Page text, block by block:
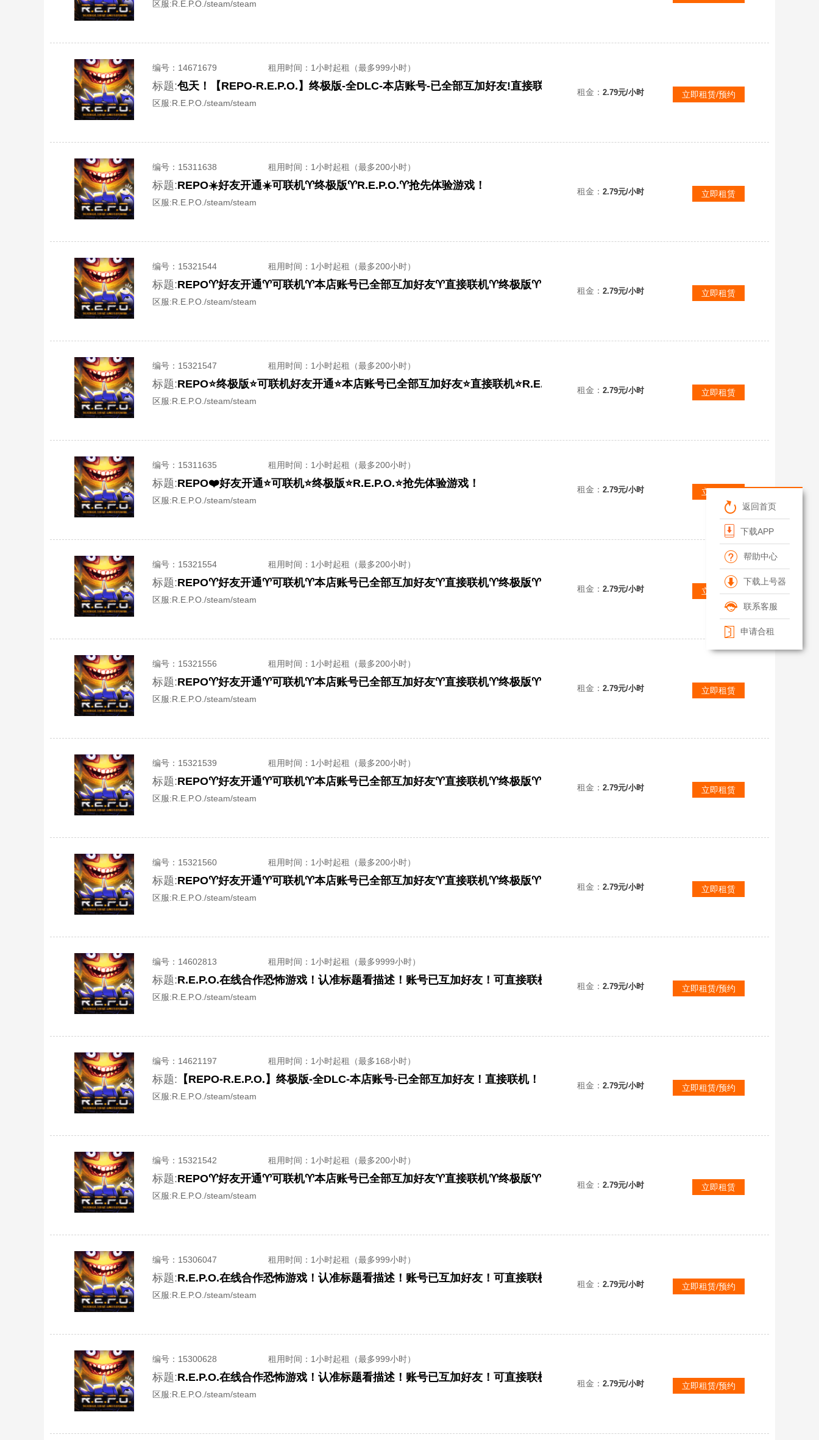
返回首页
下载APP
帮助中心
下载上号器
联系客服
申请合租
区服:R.E.P.O./steam/steam
编号： 14671679 租用时间 ：1小时起租（最多999小时）
标题:包天！【REPO-R.E.P.O.】终极版-全DLC-本店账号-已全部互加好友!直接联机!
区服:R.E.P.O./steam/steam
租金： 2.79元/小时 立即租赁/预约
编号： 15311638 租用时间 ：1小时起租（最多200小时）
标题:REPO☀️好友开通☀️可联机♈️终极版♈️R.E.P.O.♈️抢先体验游戏！
区服:R.E.P.O./steam/steam
租金： 2.79元/小时 立即租赁
编号： 15321544 租用时间 ：1小时起租（最多200小时）
标题:REPO♈️好友开通♈️可联机♈️本店账号已全部互加好友♈️直接联机♈️终极版♈️R.E.P.O.
区服:R.E.P.O./steam/steam
租金： 2.79元/小时 立即租赁
编号： 15321547 租用时间 ：1小时起租（最多200小时）
标题:REPO⭐️终极版⭐️可联机好友开通⭐️本店账号已全部互加好友⭐️直接联机⭐️R.E.P.O.
区服:R.E.P.O./steam/steam
租金： 2.79元/小时 立即租赁
编号： 15311635 租用时间 ：1小时起租（最多200小时）
标题:REPO❤️好友开通⭐可联机⭐终极版⭐R.E.P.O.⭐抢先体验游戏！
区服:R.E.P.O./steam/steam
租金： 2.79元/小时 立即租赁
编号： 15321554 租用时间 ：1小时起租（最多200小时）
标题:REPO♈️好友开通♈️可联机♈️本店账号已全部互加好友♈️直接联机♈️终极版♈️R.E.P.O.
区服:R.E.P.O./steam/steam
租金： 2.79元/小时 立即租赁
编号： 15321556 租用时间 ：1小时起租（最多200小时）
标题:REPO♈️好友开通♈️可联机♈️本店账号已全部互加好友♈️直接联机♈️终极版♈️R.E.P.O.
区服:R.E.P.O./steam/steam
租金： 2.79元/小时 立即租赁
编号： 15321539 租用时间 ：1小时起租（最多200小时）
标题:REPO♈️好友开通♈️可联机♈️本店账号已全部互加好友♈️直接联机♈️终极版♈️R.E.P.O.
区服:R.E.P.O./steam/steam
租金： 2.79元/小时 立即租赁
编号： 15321560 租用时间 ：1小时起租（最多200小时）
标题:REPO♈️好友开通♈️可联机♈️本店账号已全部互加好友♈️直接联机♈️终极版♈️R.E.P.O.
区服:R.E.P.O./steam/steam
租金： 2.79元/小时 立即租赁
编号： 14602813 租用时间 ：1小时起租（最多9999小时）
标题:R.E.P.O.在线合作恐怖游戏！认准标题看描述！账号已互加好友！可直接联机！repo
区服:R.E.P.O./steam/steam
租金： 2.79元/小时 立即租赁/预约
编号： 14621197 租用时间 ：1小时起租（最多168小时）
标题: 【REPO-R.E.P.O.】终极版-全DLC-本店账号-已全部互加好友！直接联机！
区服:R.E.P.O./steam/steam
租金： 2.79元/小时 立即租赁/预约
编号： 15321542 租用时间 ：1小时起租（最多200小时）
标题:REPO♈️好友开通♈️可联机♈️本店账号已全部互加好友♈️直接联机♈️终极版♈️R.E.P.O.
区服:R.E.P.O./steam/steam
租金： 2.79元/小时 立即租赁
编号： 15306047 租用时间 ：1小时起租（最多999小时）
标题:R.E.P.O.在线合作恐怖游戏！认准标题看描述！账号已互加好友！可直接联机！repo
区服:R.E.P.O./steam/steam
租金： 2.79元/小时 立即租赁/预约
编号： 15300628 租用时间 ：1小时起租（最多999小时）
标题:R.E.P.O.在线合作恐怖游戏！认准标题看描述！账号已互加好友！可直接联机！repo
区服:R.E.P.O./steam/steam
租金： 2.79元/小时 立即租赁/预约